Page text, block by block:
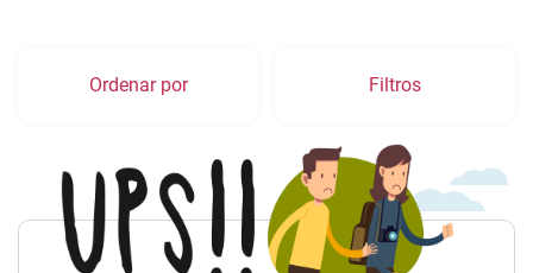
Ordenar por Filtros